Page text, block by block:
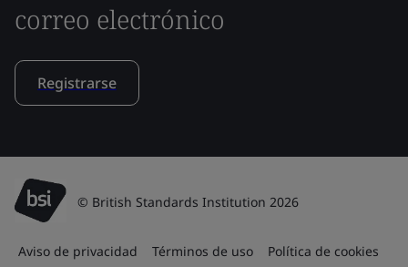
correo electrónico
Registrarse
© British Standards Institution 2026
Aviso de privacidad Términos de uso Política de cookies